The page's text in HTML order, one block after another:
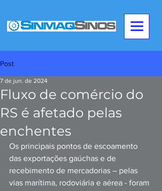
Post
Fluxo de comércio do
RS é afetado pelas
enchentes
7 de jun. de 2024
Os principais pontos de escoamento
das exportações gaúchas e de
recebimento de mercadorias – pelas
vias marítima, rodoviária e aérea - foram